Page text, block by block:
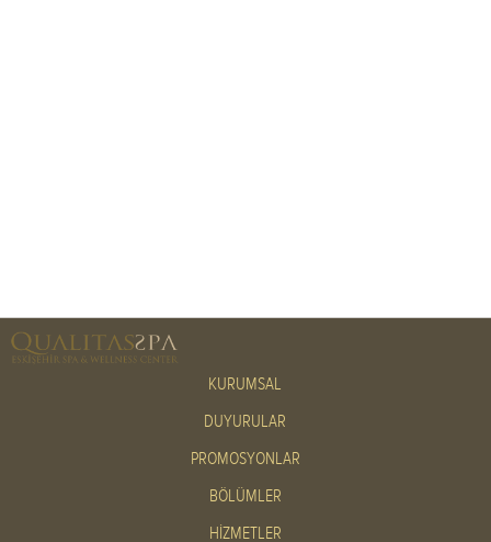
KURUMSAL
DUYURULAR
PROMOSYONLAR
BÖLÜMLER
HİZMETLER